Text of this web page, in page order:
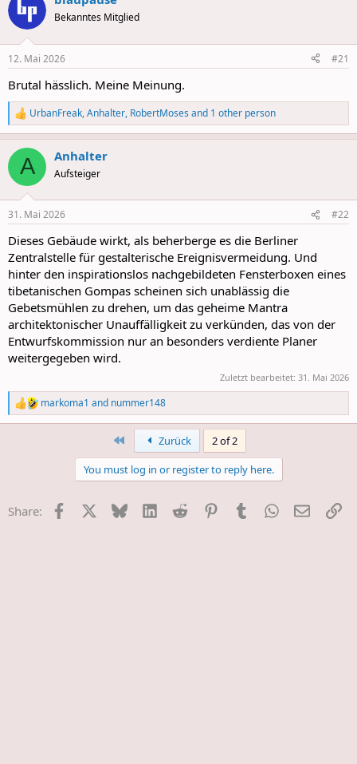
t
i
s
Bekanntes Mitglied
12. Mai 2026 #21
Brutal hässlich. Meine Meinung.
R
e
a
c
i
s
UrbanFreak,Anhalter, RobertMoses and 1 other person
A Anhalter
Aufsteiger
31. Mai 2026 #22
Dieses Gebäude wirkt, als beherberge es die Berliner
Zentralstelle für gestalterische Ereignisvermeidung. Und
hinter den inspirationslos nachgebildeten Fensterboxen eines
tibetanischen Gompas scheinen sich unablässig die
Gebetsmühlen zu drehen, um das geheime Mantra
architektonischer Unauffälligkeit zu verkünden, das von der
Entwurfskommission nur an besonders verdiente Planer
weitergegeben wird.
Zuletzt bearbeitet: 31. Mai 2026
R
e
s
markoma1 and nummer148
Zurück
2 of 2
You must log in or register to reply here.
Share: Facebook Bluesky LinkedInReddit PinterestTumblrWhatsApp
E-Mail